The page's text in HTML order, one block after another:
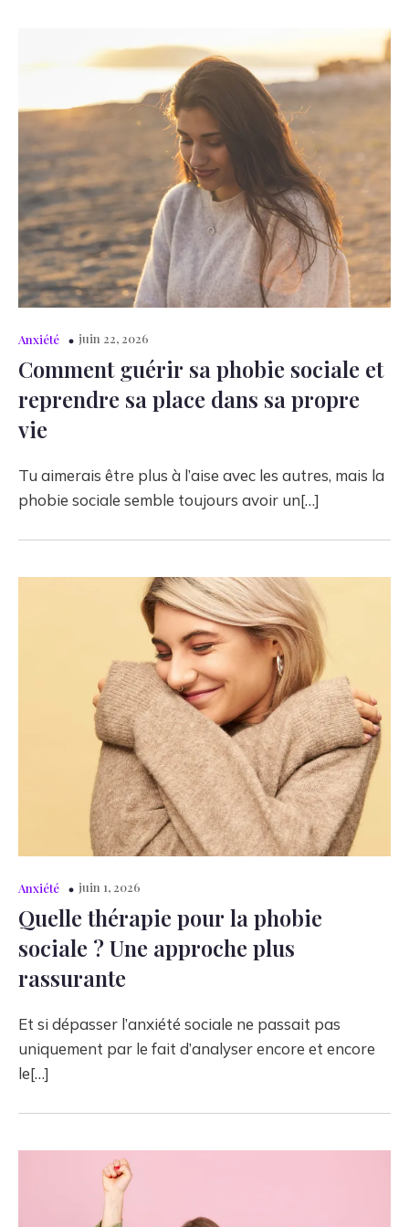
Anxiété juin 22, 2026
Comment guérir sa phobie sociale et
reprendre sa place dans sa propre
vie
Tu aimerais être plus à l’aise avec les autres, mais la
phobie sociale semble toujours avoir un[…]
Anxiété juin 1, 2026
Quelle thérapie pour la phobie
sociale ? Une approche plus
rassurante
Et si dépasser l’anxiété sociale ne passait pas
uniquement par le fait d’analyser encore et encore
le[…]